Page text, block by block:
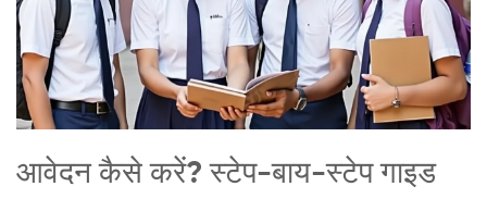
आवेदन कैसे करें? स्टेप-बाय-स्टेप गाइड